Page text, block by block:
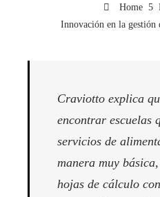
Home
Innovación en la gestión
Craviotto explica
encontrar escuelas
servicios de
manera muy
hojas de cálculo